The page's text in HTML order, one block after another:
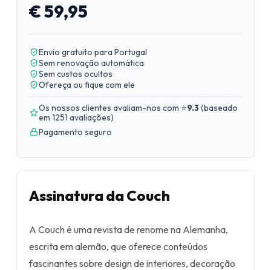
€ 59,95
Envio gratuito para Portugal
Sem renovação automática
Sem custos ocultos
Ofereça ou fique com ele
Os nossos clientes avaliam-nos com ⭐9.3(baseado
em 1251 avaliações)
Pagamento seguro
Assinatura da Couch
A Couch é uma revista de renome na Alemanha,
escrita em alemão, que oferece conteúdos
fascinantes sobre design de interiores, decoração